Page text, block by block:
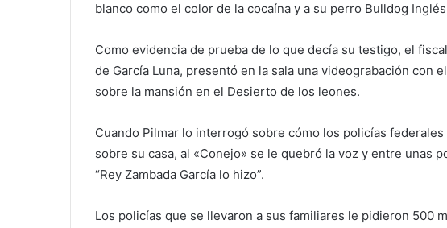
blanco como el color de la cocaína y a su perro Bulldog
Como evidencia de prueba de lo que decía su testigo, el
de García Luna, presentó en la sala una videograbación con
sobre la mansión en el Desierto de los leones.
Cuando Pilmar lo interrogó sobre cómo los policías
sobre su casa, al «Conejo» se le quebró la voz y entre unas
“Rey Zambada García lo hizo”.
Los policías que se llevaron a sus familiares le pidieron 500